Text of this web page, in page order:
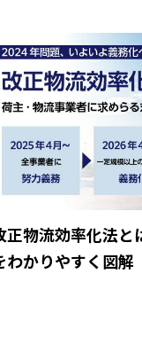
正物流効率化法と
わかりやすく図解